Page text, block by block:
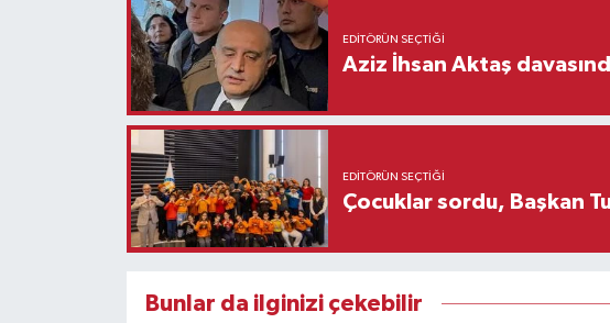
EDITÖRÜN SEÇTIĞI
Aziz İhsan Aktaş
EDITÖRÜN SEÇTIĞI
Çocuklar sordu, Başkan
Bunlar da ilginizi çekebilir